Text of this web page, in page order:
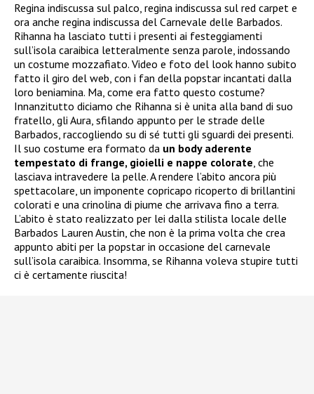
Regina indiscussa sul palco, regina indiscussa sul red carpet e
ora anche regina indiscussa del Carnevale delle Barbados.
Rihanna ha lasciato tutti i presenti ai festeggiamenti
sull’isola caraibica letteralmente senza parole, indossando
un costume mozzafiato. Video e foto del look hanno subito
fatto il giro del web, con i fan della popstar incantati dalla
loro beniamina. Ma, come era fatto questo costume?
Innanzitutto diciamo che Rihanna si è unita alla band di suo
fratello, gli Aura, sfilando appunto per le strade delle
Barbados, raccogliendo su di sé tutti gli sguardi dei presenti.
Il suo costume era formato da un body aderente
tempestato di frange, gioielli e nappe colorate, che
lasciava intravedere la pelle. A rendere l’abito ancora più
spettacolare, un imponente copricapo ricoperto di brillantini
colorati e una crinolina di piume che arrivava fino a terra.
L’abito è stato realizzato per lei dalla stilista locale delle
Barbados Lauren Austin, che non è la prima volta che crea
appunto abiti per la popstar in occasione del carnevale
sull’isola caraibica. Insomma, se Rihanna voleva stupire tutti
ci è certamente riuscita!